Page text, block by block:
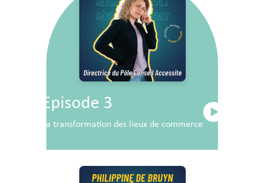
Episode 3
La transformation des lieux de commerce